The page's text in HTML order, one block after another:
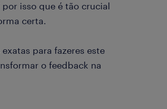
isso que é tão crucial
certa.
para fazeres este
o feedback na